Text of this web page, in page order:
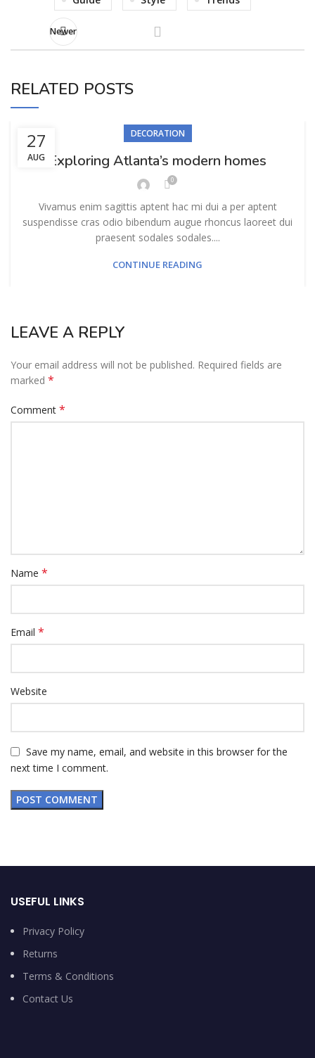
Newer
RELATED POSTS
27
AUG
DECORATION
Exploring Atlanta’s modern homes
0
Vivamus enim sagittis aptent hac mi dui a per aptent
suspendisse cras odio bibendum augue rhoncus laoreet dui
praesent sodales sodales....
CONTINUE READING
LEAVE A REPLY
Your email address will not be published. Required fields are
marked *
Comment *
Name *
Email *
Website
Save my name, email, and website in this browser for the
next time I comment.
USEFUL LINKS
Privacy Policy
Returns
Terms & Conditions
Contact Us